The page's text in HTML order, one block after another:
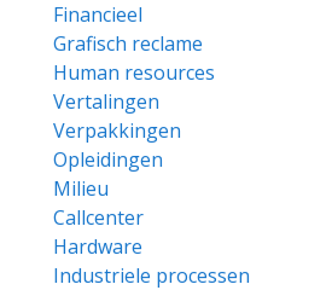
Financieel
Grafisch reclame
Human resources
Vertalingen
Verpakkingen
Opleidingen
Milieu
Callcenter
Hardware
Industriele processen